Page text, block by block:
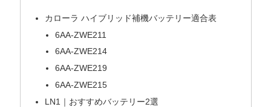
カローラ ハイブリッド補機バッテリー適合表
6AA-ZWE211
6AA-ZWE214
6AA-ZWE219
6AA-ZWE215
LN1｜おすすめバッテリー2選